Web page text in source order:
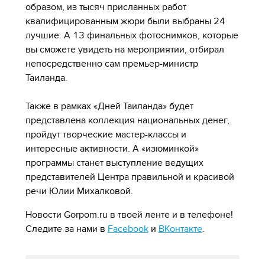
образом, из тысяч присланных работ
квалифицированным жюри были выбраны 24
лучшие. А 13 финальных фотоснимков, которые
вы сможете увидеть на мероприятии, отбирал
непосредственно сам премьер-министр
Таиланда.
Также в рамках «Дней Таиланда» будет
представлена коллекция национальных денег,
пройдут творческие мастер-классы и
интересные активности. А «изюминкой»
программы станет выступление ведущих
представителей Центра правильной и красивой
речи Юлии Михалковой.
Новости Gorpom.ru в твоей ленте и в телефоне!
Следите за нами в Facebookи ВКонтакте.